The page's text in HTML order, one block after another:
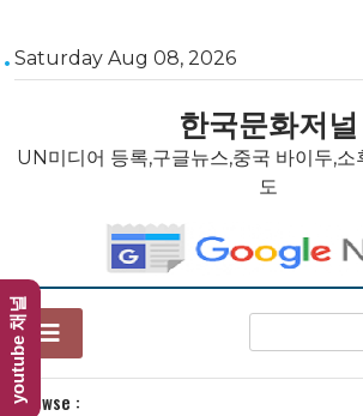
Skip
to
Saturday Aug 08, 2026
한국문화저널
UN미디어 등록,구글뉴스,중국 바이두,소
도
Browse :
youtube 채널